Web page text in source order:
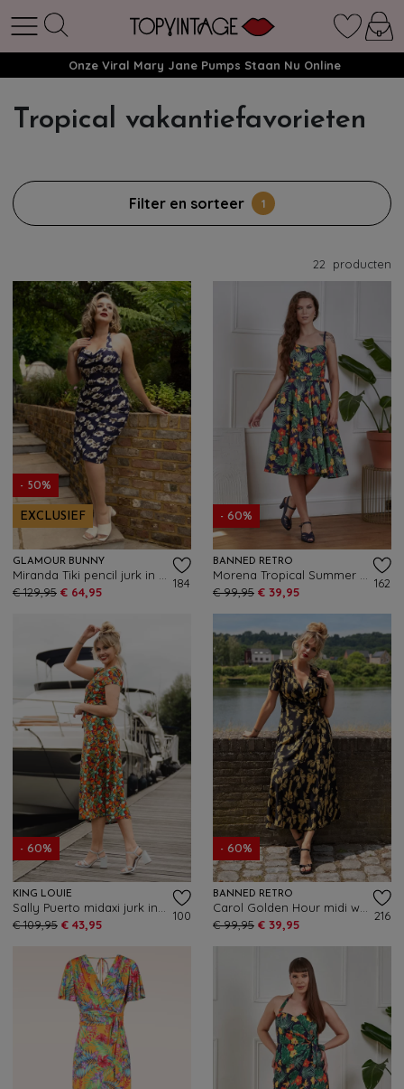
Onze Viral Mary Jane Pumps Staan Nu Online
Tropical vakantiefavorieten
Filter en sorteer 1
22 producten
- 50%
EXCLUSIEF
GLAMOUR BUNNY
€ 129,95 € 64,95
184
- 60%
BANNED RETRO
€ 99,95 € 39,95
162
- 60%
KING LOUIE
€ 109,95 € 43,95
100
- 60%
BANNED RETRO
€ 99,95 € 39,95
216